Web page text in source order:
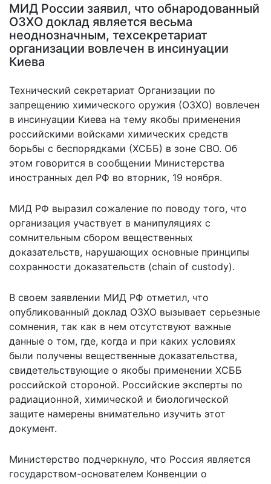
МИД России заявил, что обнародованный
ОЗХО доклад является весьма
неоднозначным, техсекретариат
организации вовлечен в инсинуации
Киева
Технический секретариат Организации по
запрещению химического оружия (ОЗХО) вовлечен
в инсинуации Киева на тему якобы применения
российскими войсками химических средств
борьбы с беспорядками (ХСББ) в зоне СВО. Об
этом говорится в сообщении Министерства
иностранных дел РФ во вторник, 19 ноября.
МИД РФ выразил сожаление по поводу того, что
организация участвует в манипуляциях с
сомнительным сбором вещественных
доказательств, нарушающих основные принципы
сохранности доказательств (chain of custody).
В своем заявлении МИД РФ отметил, что
опубликованный доклад ОЗХО вызывает серьезные
сомнения, так как в нем отсутствуют важные
данные о том, где, когда и при каких условиях
были получены вещественные доказательства,
свидетельствующие о якобы применении ХСББ
российской стороной. Российские эксперты по
радиационной, химической и биологической
защите намерены внимательно изучить этот
документ.
Министерство подчеркнуло, что Россия является
государством-основателем Конвенции о